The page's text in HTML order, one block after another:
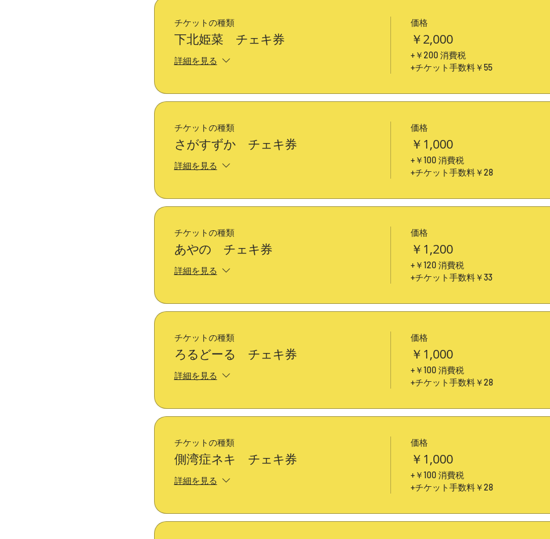
チケットの種類
下北姫菜 チェキ券
詳細を見る
価格
￥2,000
+￥200 消費税
+チケット手数料￥55
チケットの種類
さがすずか チェキ券
詳細を見る
価格
￥1,000
+￥100 消費税
+チケット手数料￥28
チケットの種類
あやの チェキ券
詳細を見る
価格
￥1,200
+￥120 消費税
+チケット手数料￥33
チケットの種類
ろるどーる チェキ券
詳細を見る
価格
￥1,000
+￥100 消費税
+チケット手数料￥28
チケットの種類
側湾症ネキ チェキ券
詳細を見る
価格
￥1,000
+￥100 消費税
+チケット手数料￥28